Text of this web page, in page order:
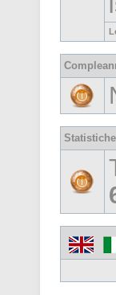
Statistiche